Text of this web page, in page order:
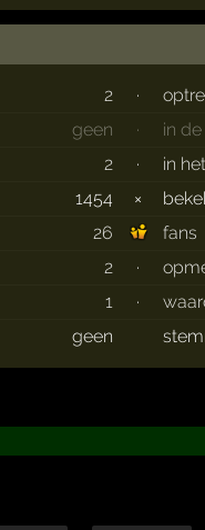
2 ·
geen
·
in
2
·
in
1454
×
26
fans
2
·
1
·
geen